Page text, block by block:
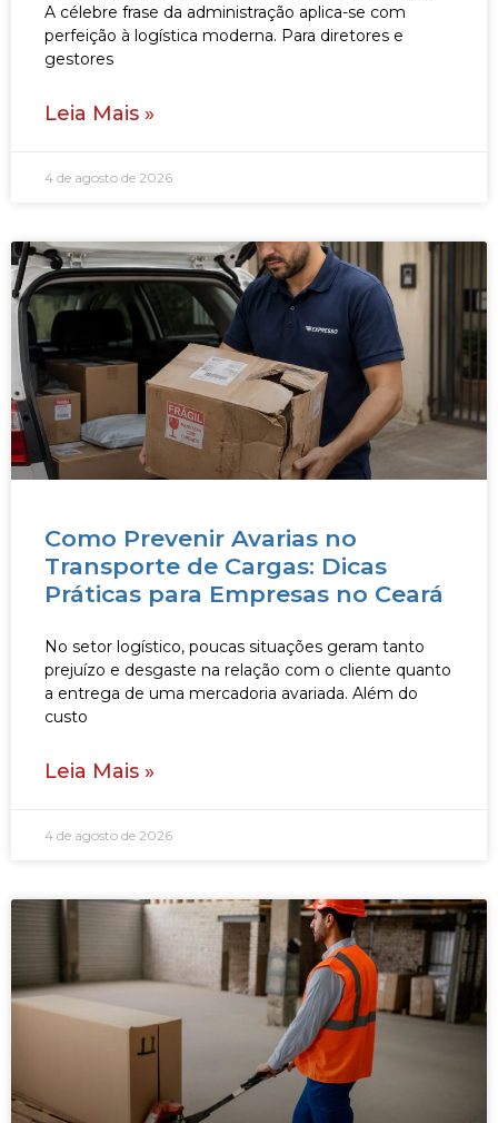
A célebre frase da administração aplica-se com
perfeição à logística moderna. Para diretores e
gestores
Leia Mais »
4 de agosto de 2026
Como Prevenir Avarias no
Transporte de Cargas: Dicas
Práticas para Empresas no Ceará
No setor logístico, poucas situações geram tanto
prejuízo e desgaste na relação com o cliente quanto
a entrega de uma mercadoria avariada. Além do
custo
Leia Mais »
4 de agosto de 2026